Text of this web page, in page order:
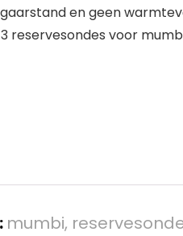
en geen
reservesondes voor
mumbi,